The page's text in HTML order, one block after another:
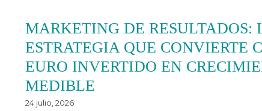
MARKETING DE RESULTADOS:
ESTRATEGIA QUE CONVIERTE
EURO INVERTIDO EN
MEDIBLE
24 julio, 2026